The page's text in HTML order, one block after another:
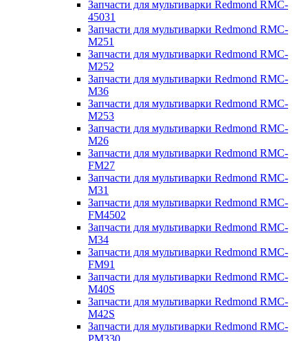
Запчасти для мультиварки Redmond RMC-
45031
Запчасти для мультиварки Redmond RMC-
M251
Запчасти для мультиварки Redmond RMC-
M252
Запчасти для мультиварки Redmond RMC-
M36
Запчасти для мультиварки Redmond RMC-
M253
Запчасти для мультиварки Redmond RMC-
M26
Запчасти для мультиварки Redmond RMC-
FM27
Запчасти для мультиварки Redmond RMC-
M31
Запчасти для мультиварки Redmond RMC-
FM4502
Запчасти для мультиварки Redmond RMC-
M34
Запчасти для мультиварки Redmond RMC-
FM91
Запчасти для мультиварки Redmond RMC-
M40S
Запчасти для мультиварки Redmond RMC-
M42S
Запчасти для мультиварки Redmond RMC-
PM330